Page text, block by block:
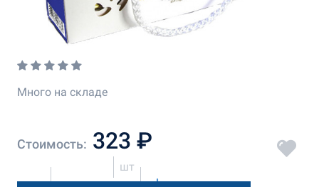
Много на складе
Стоимость: 323 ₽
шт